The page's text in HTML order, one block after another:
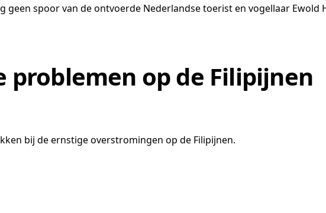
geen spoor van de ontvoerde Nederlandse toerist en vogellaar Ewold
problemen op de Filipijnen
bij de ernstige overstromingen op de Filipijnen.